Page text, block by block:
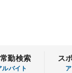
勤検索
ルバイト
ス